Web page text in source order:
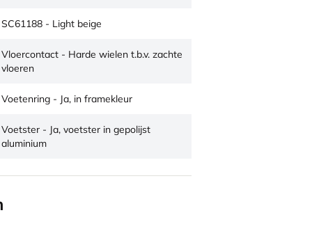
SC61188 - Light beige
Vloercontact - Harde wielen t.b.v. zachte
vloeren
Voetenring - Ja, in framekleur
Voetster - Ja, voetster in gepolijst
aluminium